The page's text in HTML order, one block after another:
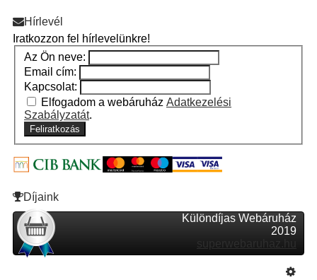
Hírlevél
Iratkozzon fel hírlevelünkre!
Az Ön neve:
Email cím:
Kapcsolat:
Elfogadom a webáruház Adatkezelési
Szabályzatát.
Feliratkozás
Díjaink
Különdíjas Webáruház
2019